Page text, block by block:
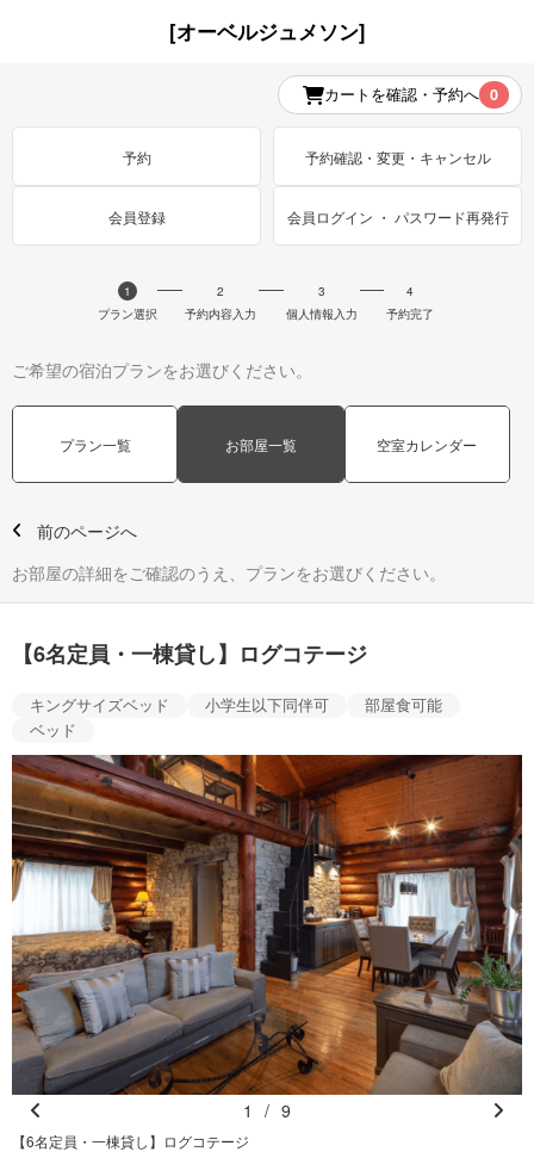
[オーベルジュメソン]
カートを確認・予約へ 0
予約 予約確認・変更・キャンセル
会員登録 会員ログイン ・ パスワード再発行
1
プラン選択
2
予約内容入力
3
個人情報入力
4
予約完了
ご希望の宿泊プランをお選びください。
プラン一覧 お部屋一覧 空室カレンダー
前のページへ
お部屋の詳細をご確認のうえ、プランをお選びください。
【6名定員・一棟貸し】ログコテージ
キングサイズベッド 小学生以下同伴可
部屋食可能
ベッド
Pr
【6名定員・一棟貸し】ログコテージ
1 / 9